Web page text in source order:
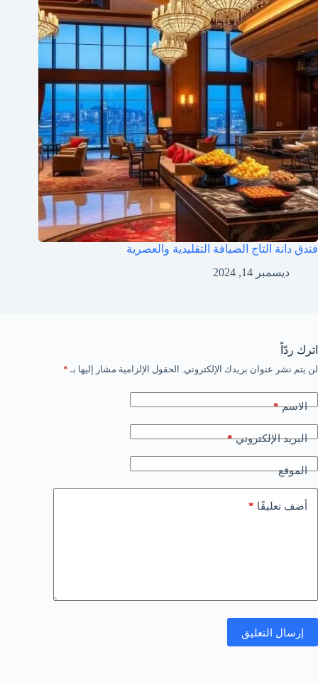
فندق دانة التاج الضيافة التقليدية والعصرية
ديسمبر 14, 2024
اترك ردّاً
لن يتم نشر عنوان بريدك الإلكتروني. الحقول الإلزامية مشار إليها بـ *
الاسم*
البريد الإلكتروني*
الموقع
أضف تعليقًا *
إرسال التعليق